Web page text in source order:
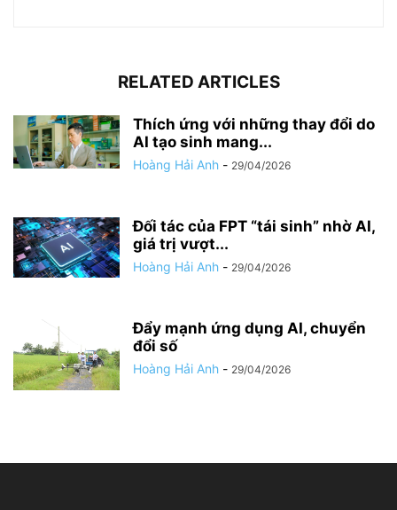
RELATED ARTICLES
Thích ứng với những thay đổi do
AI tạo sinh mang...
Hoàng Hải Anh - 29/04/2026
Đối tác của FPT “tái sinh” nhờ AI,
giá trị vượt...
Hoàng Hải Anh - 29/04/2026
Đẩy mạnh ứng dụng AI, chuyển
đổi số
Hoàng Hải Anh - 29/04/2026